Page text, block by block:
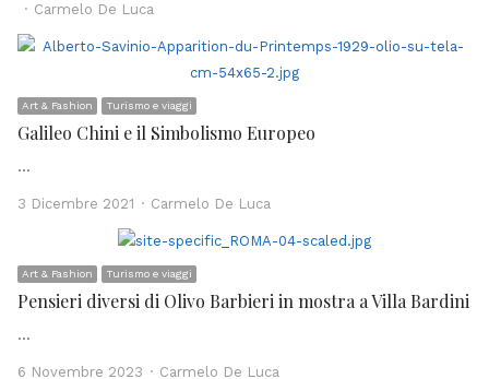
Author
Carmelo De Luca
Art & Fashion Turismo e viaggi
Galileo Chini e il Simbolismo Europeo
…
3 Dicembre 2021 Author
Carmelo De Luca
Art & Fashion Turismo e viaggi
Pensieri diversi di Olivo Barbieri in mostra a Villa Bardini
…
6 Novembre 2023 Author
Carmelo De Luca